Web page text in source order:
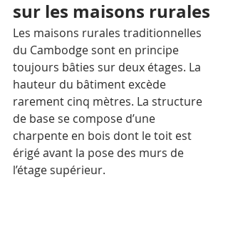
sur les maisons rurales
Les maisons rurales traditionnelles
du Cambodge sont en principe
toujours bâties sur deux étages. La
hauteur du bâtiment excède
rarement cinq mètres. La structure
de base se compose d’une
charpente en bois dont le toit est
érigé avant la pose des murs de
l’étage supérieur.